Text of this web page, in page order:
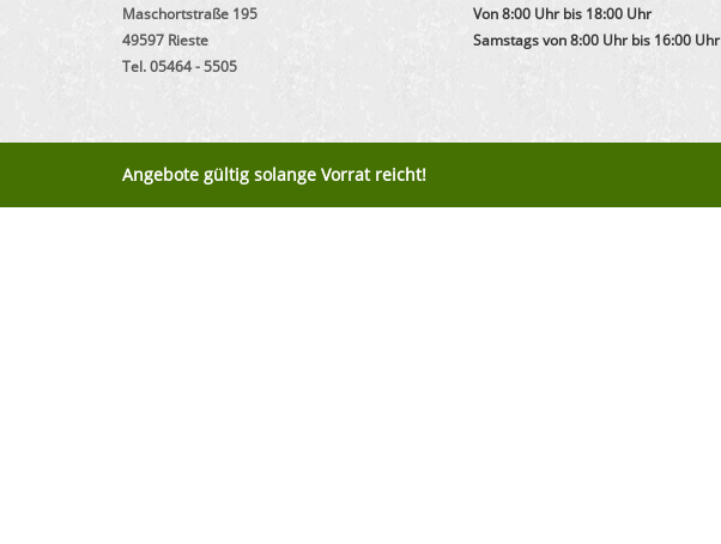
Maschortstraße 195
49597 Rieste
Tel. 05464 - 5505
Von 8:00 Uhr bis 18:00 Uhr
Samstags von 8:00 Uhr bis 16:00 Uhr
Angebote gültig solange Vorrat reicht!